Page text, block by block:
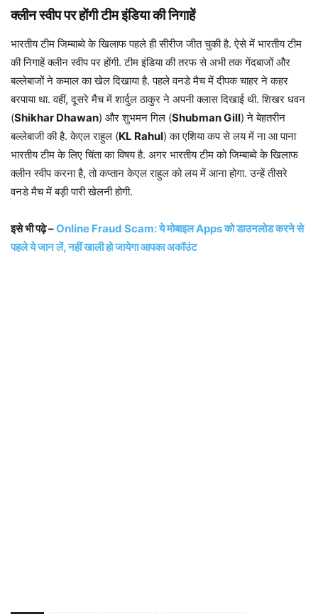
क्लीन स्वीप पर होंगी टीम इंडिया की निगाहें
भारतीय टीम जिम्बाब्वे के खिलाफ पहले ही सीरीज जीत चुकी है. ऐसे में भारतीय टीम
की निगाहें क्लीन स्वीप पर होंगी. टीम इंडिया की तरफ से अभी तक गेंदबाजों और
बल्लेबाजों ने कमाल का खेल दिखाया है. पहले वनडे मैच में दीपक चाहर ने कहर
बरपाया था. वहीं, दूसरे मैच में शार्दुल ठाकुर ने अपनी क्लास दिखाई थी. शिखर धवन
(Shikhar Dhawan) और शुभमन गिल (Shubman Gill) ने बेहतरीन
बल्लेबाजी की है. केएल राहुल (KL Rahul) का एशिया कप से लय में ना आ पाना
भारतीय टीम के लिए चिंता का विषय है. अगर भारतीय टीम को जिम्बाब्वे के खिलाफ
क्लीन स्वीप करना है, तो कप्तान केएल राहुल को लय में आना होगा. उन्हें तीसरे
वनडे मैच में बड़ी पारी खेलनी होगी.
इसे भी पढ़े –Online Fraud Scam: ये मोबाइल Apps को डाउनलोड करने से
पहले ये जान लें, नहीं खाली हो जायेगा आपका अकॉउंट